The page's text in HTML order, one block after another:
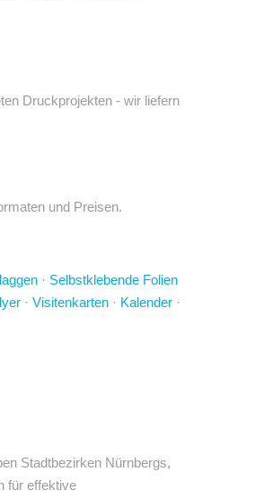
Druckprojekten - wir liefern
und Preisen.
· Selbstklebende Folien
· Visitenkarten · Kalender ·
Stadtbezirken Nürnbergs,
für effektive